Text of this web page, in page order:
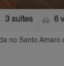
3 suítes 6
no Santo Amaro